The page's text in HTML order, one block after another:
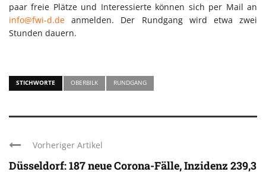
paar freie Plätze und Interessierte können sich per Mail an
info@fwi-d.de anmelden. Der Rundgang wird etwa zwei
Stunden dauern.
STICHWORTE OBERBILK RUNDGANG
Vorheriger Artikel
Düsseldorf: 187 neue Corona-Fälle, Inzidenz 239,3